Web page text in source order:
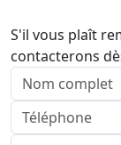
S'il vous plaît
contacterons